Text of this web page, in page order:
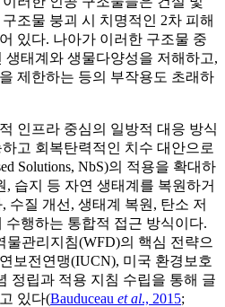
조물 붕괴 시 치명적인 2차 피해
있다. 나아가 이러한 구조물 중
생태계와 생물다양성을 저해하고,
제한하는 등의 부작용도 초래하
인프라 중심의 일방적 대응 방식
고 회복탄력적인 치수 대안으로
Solutions, NbS)의 적용을 확대하
, 습지 등 자연 생태계를 복원하거
수질 개선, 생태계 복원, 탄소 저
수행하는 통합적 접근 방식이다.
물관리지침(WFD)의 핵심 전략으
보전연맹(IUCN), 미국 환경보호
정립과 적용 지침 수립을 통해 글
있다(Bauduceau et al., 2015;